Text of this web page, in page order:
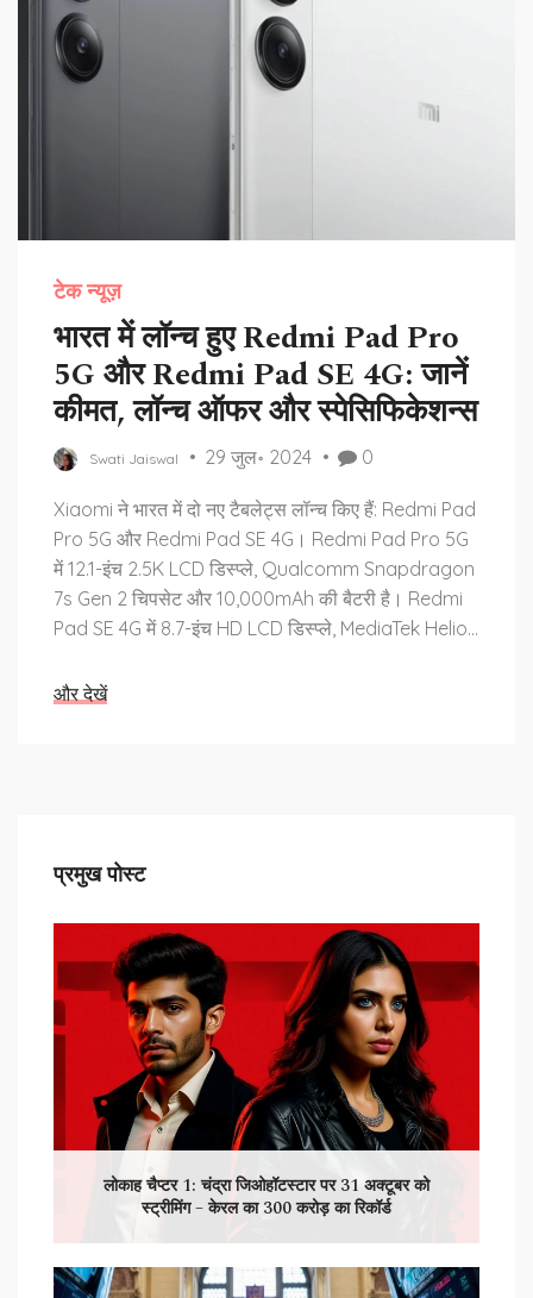
टेक न्यूज़
भारत में लॉन्च हुए Redmi Pad Pro
5G और Redmi Pad SE 4G: जानें
कीमत, लॉन्च ऑफर और स्पेसिफिकेशन्स
Swati Jaiswal 29 जुल॰ 2024 0
Xiaomi ने भारत में दो नए टैबलेट्स लॉन्च किए हैं: Redmi Pad
Pro 5G और Redmi Pad SE 4G। Redmi Pad Pro 5G
में 12.1-इंच 2.5K LCD डिस्प्ले, Qualcomm Snapdragon
7s Gen 2 चिपसेट और 10,000mAh की बैटरी है। Redmi
Pad SE 4G में 8.7-इंच HD LCD डिस्प्ले, MediaTek Helio
और देखें
प्रमुख पोस्ट
लोकाह चैप्टर 1: चंद्रा जिओहॉटस्टार पर 31 अक्टूबर को
स्ट्रीमिंग – केरल का 300 करोड़ का रिकॉर्ड